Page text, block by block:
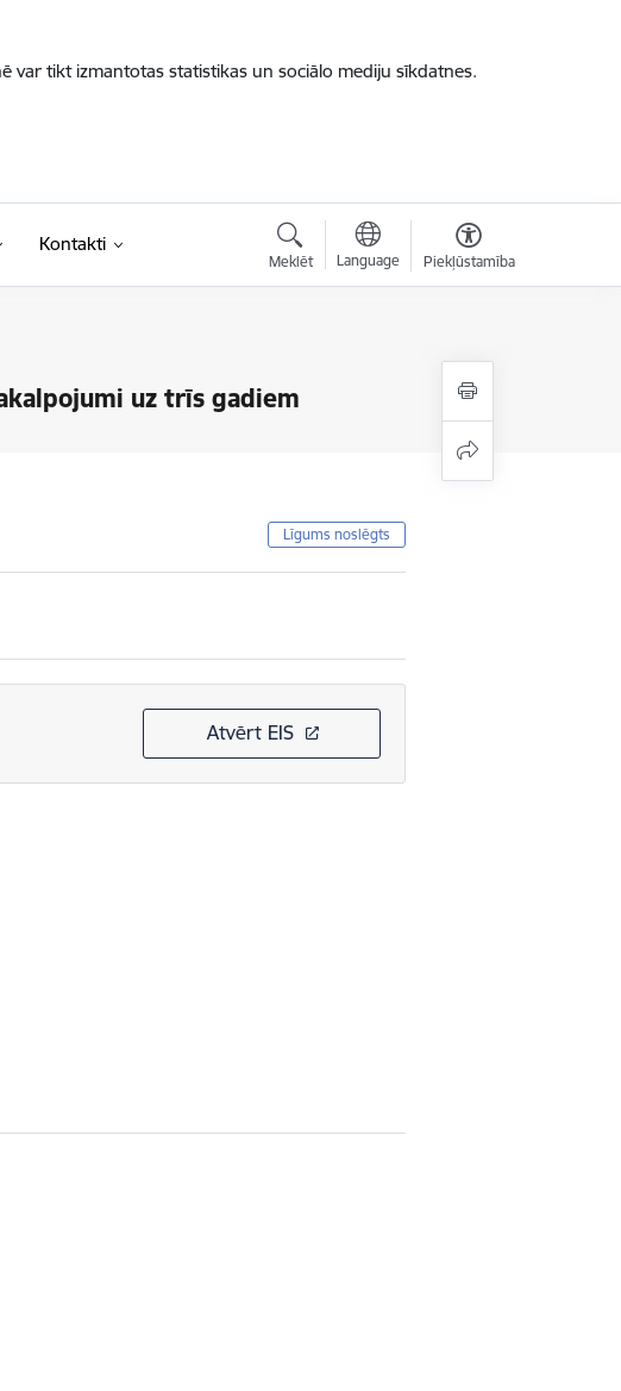
var tikt izmantotas statistikas un sociālo mediju sīkdatnes.
Kontakti
Meklēt Language Piekļūstamība
uz trīs gadiem
Līgums noslēgts
Atvērt EIS